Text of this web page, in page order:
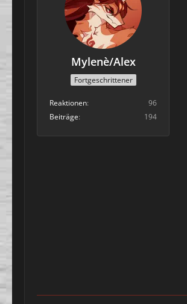
Mylenè/Alex
Fortgeschrittener
Reaktionen
96
Beiträge
194